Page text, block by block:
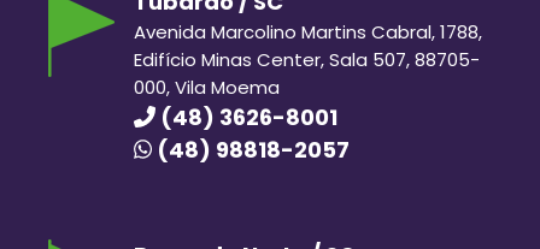
Avenida Marcolino Martins Cabral, 1788,
Edifício Minas Center, Sala 507, 88705-
000, Vila Moema
(48) 3626-8001
(48) 98818-2057